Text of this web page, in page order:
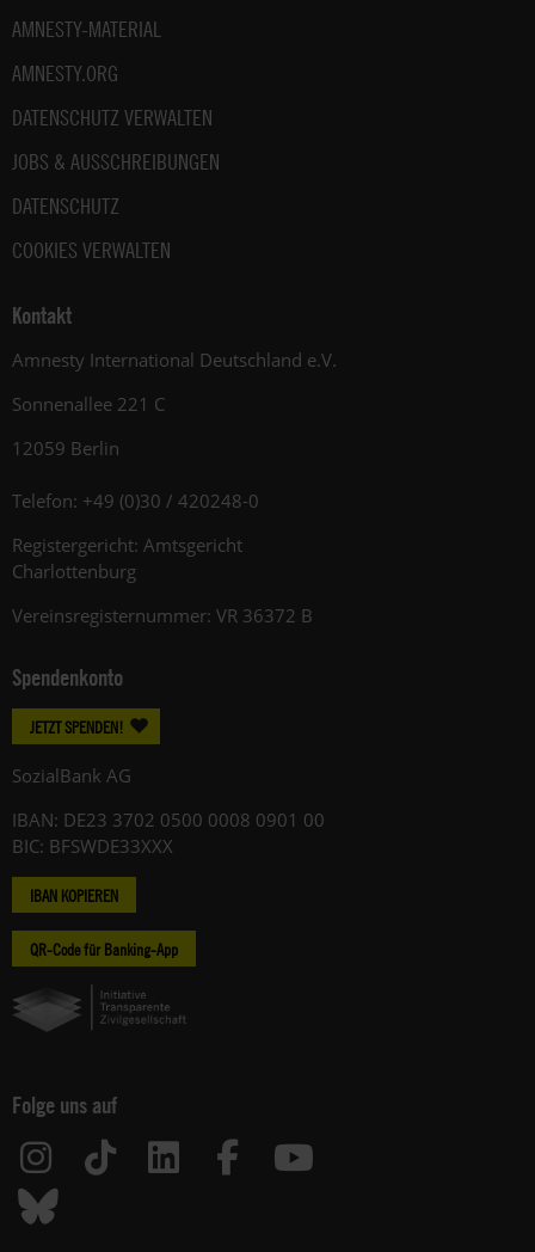
AMNESTY-MATERIAL
AMNESTY.ORG
DATENSCHUTZ VERWALTEN
JOBS & AUSSCHREIBUNGEN
DATENSCHUTZ
COOKIES VERWALTEN
Kontakt
Amnesty International Deutschland e.V.
Sonnenallee 221 C
12059 Berlin
Telefon: +49 (0)30 / 420248-0
Registergericht: Amtsgericht
Charlottenburg
Vereinsregisternummer: VR 36372 B
Spendenkonto
JETZT SPENDEN!
SozialBank AG
IBAN: DE23 3702 0500 0008 0901 00
BIC: BFSWDE33XXX
IBAN KOPIEREN
QR-Code für Banking-App
Folge uns auf